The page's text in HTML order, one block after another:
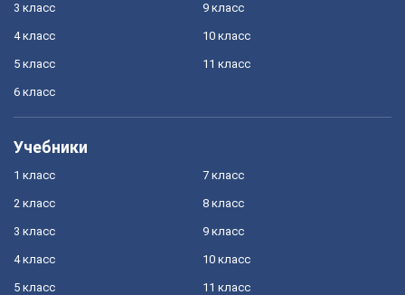
3 класс
4 класс
5 класс
6 класс
9 класс
10 класс
11 класс
Учебники
1 класс
2 класс
3 класс
4 класс
5 класс
7 класс
8 класс
9 класс
10 класс
11 класс